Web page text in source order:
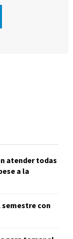
atender todas
a la
semestre con